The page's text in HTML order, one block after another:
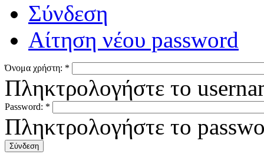
Σύνδεση
Αίτηση νέου password
Όνομα χρήστη: *
Πληκτρολογήστε το
Password: *
Πληκτρολογήστε το